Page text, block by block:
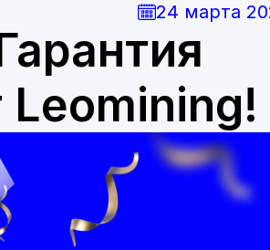
24 марта
Leomining!